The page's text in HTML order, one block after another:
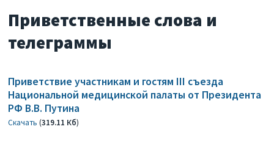
Приветственные слова и
телеграммы
Приветствие участникам и гостям III съезда
Национальной медицинской палаты от Президента
РФ В.В. Путина
Скачать (319.11 Кб)